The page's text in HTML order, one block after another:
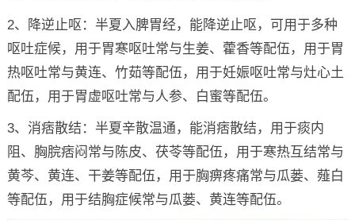
2、降逆止呕：半夏入脾胃经，能降逆止呕，可用于多种
呕吐症候，用于胃寒呕吐常与生姜、藿香等配伍，用于胃
热呕吐常与黄连、竹茹等配伍，用于妊娠呕吐常与灶心土
配伍，用于胃虚呕吐常与人参、白蜜等配伍。
3、消痞散结：半夏辛散温通，能消痞散结，用于痰内
阻、胸脘痞闷常与陈皮、茯苓等配伍，用于寒热互结常与
黄芩、黄连、干姜等配伍，用于胸痹疼痛常与瓜蒌、薤白
等配伍，用于结胸症候常与瓜蒌、黄连等配伍。